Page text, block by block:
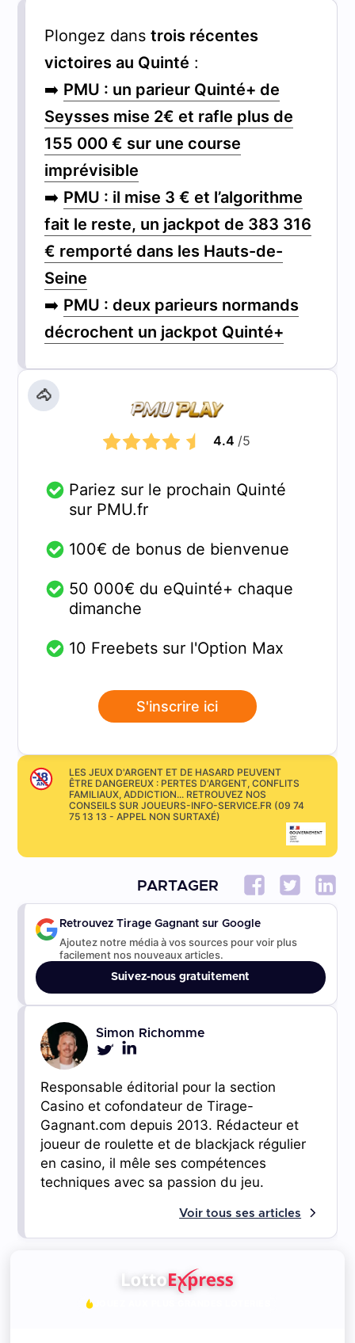
Plongez dans trois récentes
victoires au Quinté :
➡️ PMU : un parieur Quinté+ de
Seysses mise 2€ et rafle plus de
155 000 € sur une course
imprévisible
➡️ PMU : il mise 3 € et l’algorithme
fait le reste, un jackpot de 383 316
€ remporté dans les Hauts-de-
Seine
➡️ PMU : deux parieurs normands
décrochent un jackpot Quinté+
🐴
4.4 /5
Pariez sur le prochain Quinté
sur PMU.fr
100€ de bonus de bienvenue
50 000€ du eQuinté+ chaque
dimanche
10 Freebets sur l'Option Max
S'inscrire ici
LES JEUX D'ARGENT ET DE HASARD PEUVENT
ÊTRE DANGEREUX : PERTES D'ARGENT, CONFLITS
FAMILIAUX, ADDICTION... RETROUVEZ NOS
CONSEILS SUR JOUEURS-INFO-SERVICE.FR (09 74
75 13 13 - APPEL NON SURTAXÉ)
PARTAGER
Retrouvez Tirage Gagnant sur Google
Ajoutez notre média à vos sources pour voir plus
facilement nos nouveaux articles.
Suivez-nous gratuitement
Simon Richomme
Responsable éditorial pour la section
Casino et cofondateur de Tirage-
Gagnant.com depuis 2013. Rédacteur et
joueur de roulette et de blackjack régulier
en casino, il mêle ses compétences
techniques avec sa passion du jeu.
Voir tous ses articles